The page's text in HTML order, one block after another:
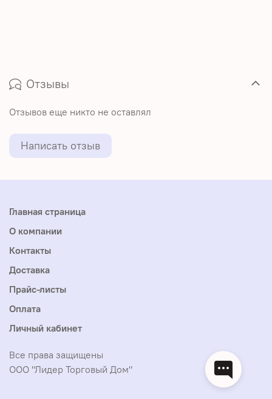
Отзывы
Отзывов еще никто не оставлял
Написать отзыв
Главная страница
О компании
Контакты
Доставка
Прайс-листы
Оплата
Личный кабинет
Все права защищены
ООО "Лидер Торговый Дом"